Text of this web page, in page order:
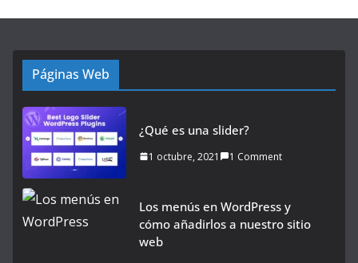
Páginas Web
¿Qué es una slider?
1 octubre, 2021 1 Comment
Los menús en WordPress y
cómo añadirlos a nuestro sitio
web